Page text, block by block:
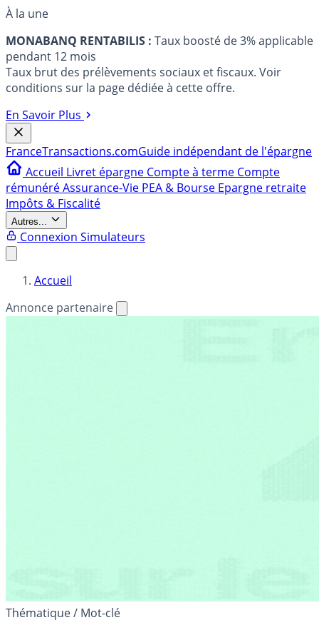
À la une
MONABANQ RENTABILIS : Taux boosté de 3% applicable
pendant 12 mois
Taux brut des prélèvements sociaux et fiscaux. Voir
conditions sur la page dédiée à cette offre.
En Savoir Plus
FranceTransactions.comGuide indépendant de l'épargne
Accueil Livret épargne Compte à terme Compte
rémunéréAssurance-Vie PEA & Bourse Epargne retraite
Impôts & Fiscalité
Autres...
Connexion Simulateurs
Accueil
Annonce partenaire
Thématique / Mot-clé